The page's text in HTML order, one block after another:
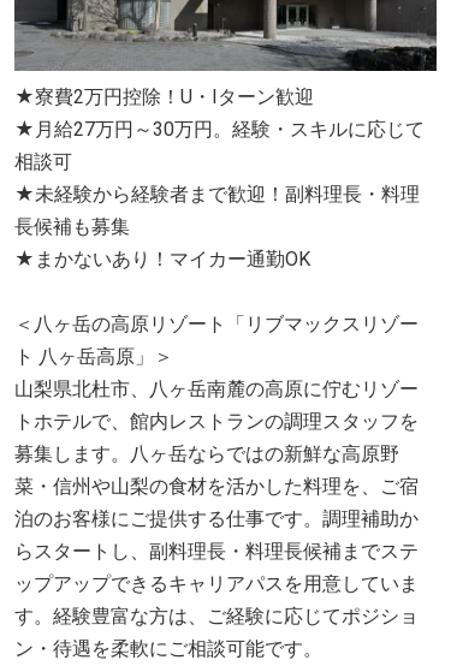
★寮費2万円控除！U・Iターン歓迎
★月給27万円～30万円。経験・スキルに応じて
相談可
★未経験から経験者まで歓迎！副料理長・料理
長候補も募集
★まかないあり！マイカー通勤OK
＜八ヶ岳の高原リゾート「リブマックスリゾー
ト 八ヶ岳高原」＞
山梨県北杜市、八ヶ岳南麓の高原に佇むリゾー
トホテルで、館内レストランの調理スタッフを
募集します。八ヶ岳ならではの新鮮な高原野
菜・信州や山梨の食材を活かした料理を、ご宿
泊のお客様にご提供する仕事です。調理補助か
らスタートし、副料理長・料理長候補までステ
ップアップできるキャリアパスを用意していま
す。経験豊富な方は、ご経験に応じてポジショ
ン・待遇を柔軟にご相談可能です。